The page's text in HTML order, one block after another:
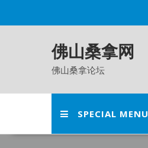
佛山桑拿网
佛山桑拿论坛
SPECIAL MENU